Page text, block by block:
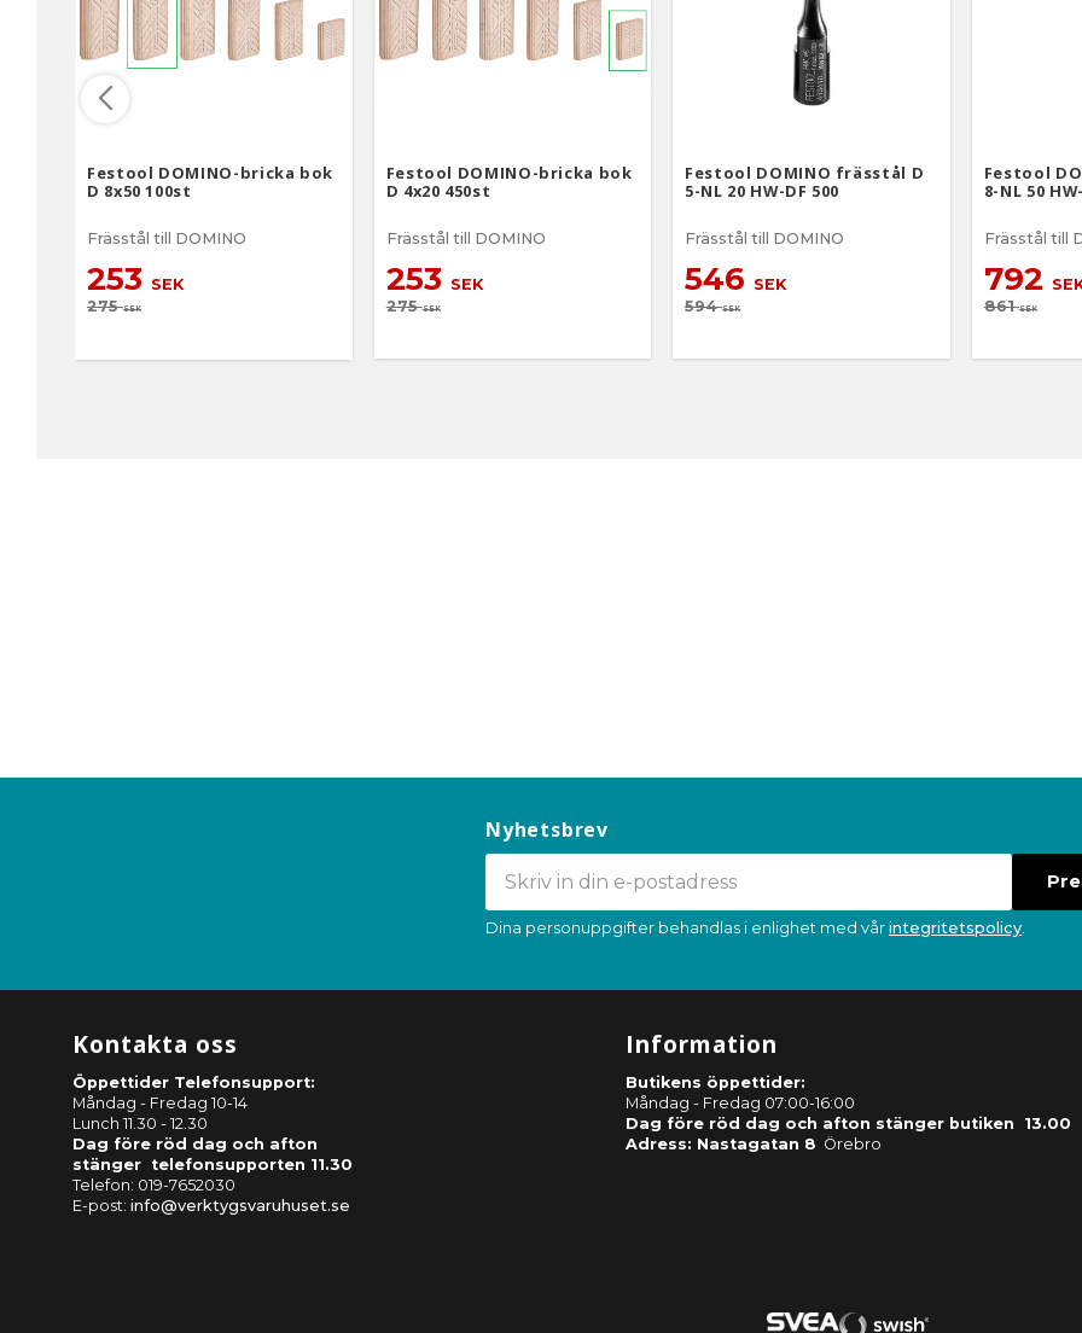
Festool DOMINO-bricka bok
D 8x50 100st
Frässtål till DOMINO
253 SEK
275SEK
Festool DOMINO-bricka bok
D 4x20 450st
Frässtål till DOMINO
253 SEK
275SEK
Festool DOMINO frässtål D
5-NL 20 HW-DF 500
Frässtål till DOMINO
546 SEK
594SEK
Festool
8-NL 50
Frässtål till
792
861SEK
Nyhetsbrev
Dina personuppgifter behandlas i enlighet med vår integritetspolicy.
Kontakta oss
Öppettider Telefonsupport:
Måndag - Fredag 10-14
Lunch 11.30 - 12.30
Dag före röd dag och afton
stänger telefonsupporten 11.30
Telefon: 019-7652030
E-post: info@verktygsvaruhuset.se
Information
Butikens öppettider:
Måndag - Fredag 07:00-16:00
Dag före röd dag och afton stänger butiken 13.00
Adress: Nastagatan 8 Örebro